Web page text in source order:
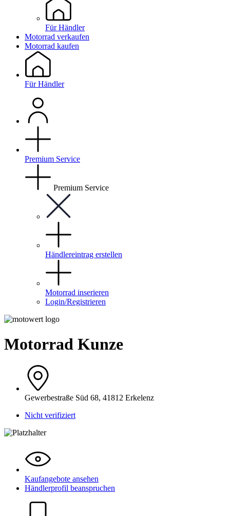
Für Händler
Motorrad verkaufen
Motorrad kaufen
Für Händler
Premium Service
Premium Service
Händlereintrag erstellen
Motorrad inserieren
Login/Registrieren
Motorrad Kunze
Gewerbestraße Süd 68, 41812 Erkelenz
Nicht verifiziert
Kaufangebote ansehen
Händlerprofil beanspruchen